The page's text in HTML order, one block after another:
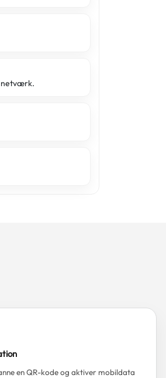
netværk.
en QR-kode og aktiver mobildata